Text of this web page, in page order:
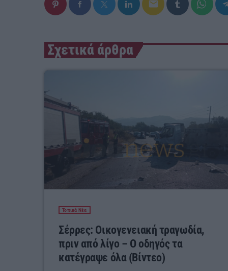
email
Σχετικά άρθρα
Τοπικά Νέα
Σέρρες: Οικογενειακή τραγωδία,
πριν από λίγο – Ο οδηγός τα
κατέγραψε όλα (Βίντεο)